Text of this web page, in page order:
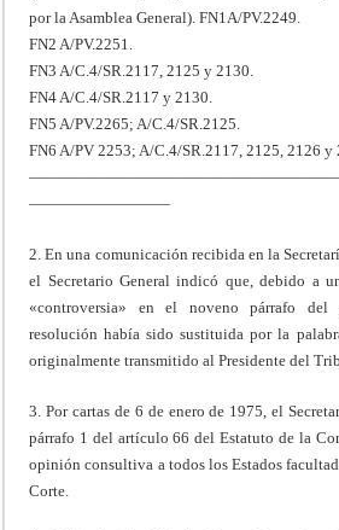
por la Asamblea General). FN1A/PV.2249.
FN2 A/PV.2251.
FN3 A/C.4/SR.2117, 2125 y 2130.
FN4 A/C.4/SR.2117 y 2130.
FN5 A/PV.2265; A/C.4/SR.2125.
FN6 A/PV 2253; A/C.4/SR.2117, 2125, 2126 y
—————————
2. En una comunicación recibida en la
el Secretario General indicó que, debido a
«controversia» en el noveno párrafo del
resolución había sido sustituida por la
originalmente transmitido al Presidente del
3. Por cartas de 6 de enero de 1975, el
párrafo 1 del artículo 66 del Estatuto de la
opinión consultiva a todos los Estados
Corte.